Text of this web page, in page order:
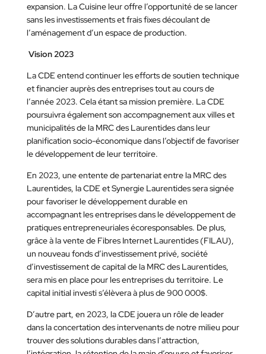
expansion. La Cuisine leur offre l’opportunité de se lancer
sans les investissements et frais fixes découlant de
l’aménagement d’un espace de production.
Vision 2023
La CDE entend continuer les efforts de soutien technique
et financier auprès des entreprises tout au cours de
l’année 2023. Cela étant sa mission première. La CDE
poursuivra également son accompagnement aux villes et
municipalités de la MRC des Laurentides dans leur
planification socio-économique dans l’objectif de favoriser
le développement de leur territoire.
En 2023, une entente de partenariat entre la MRC des
Laurentides, la CDE et Synergie Laurentides sera signée
pour favoriser le développement durable en
accompagnant les entreprises dans le développement de
pratiques entrepreneuriales écoresponsables. De plus,
grâce à la vente de Fibres Internet Laurentides (FILAU),
un nouveau fonds d’investissement privé, société
d’investissement de capital de la MRC des Laurentides,
sera mis en place pour les entreprises du territoire. Le
capital initial investi s’élèvera à plus de 900 000$.
D’autre part, en 2023, la CDE jouera un rôle de leader
dans la concertation des intervenants de notre milieu pour
trouver des solutions durables dans l’attraction,